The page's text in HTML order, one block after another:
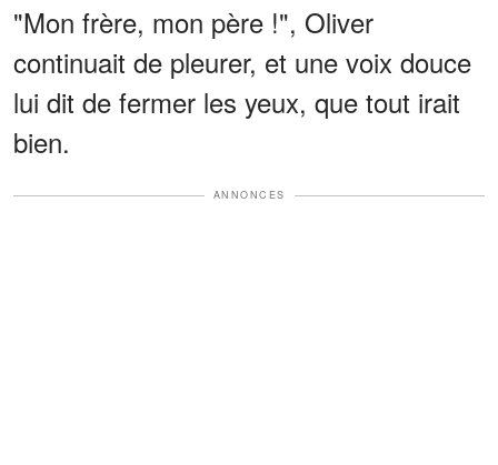
"Mon frère, mon père !", Oliver
continuait de pleurer, et une voix douce
lui dit de fermer les yeux, que tout irait
bien.
ANNONCES